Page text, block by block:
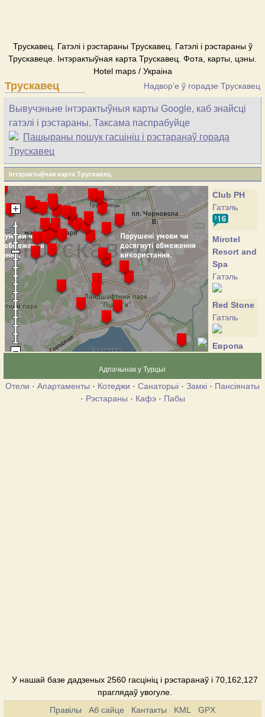
Трускавец. Гатэлі і рэстараны Трускавец. Гатэлі і рэстараны ў
Трускавеце. Інтэрактыўная карта Трускавец. Фота, карты, цэны.
Hotel maps / Украіна
Трускавец Надвор’е ў горадзе Трускавец
Вывучэньне інтэрактыўныя карты Google, каб знайсці
гатэлі і рэстараны. Таксама паспрабуйце
Пашыраны пошук гасцініц і рэстаранаў горада
Трускавец
Інтэрактыўная карта Трускавец
Club PH
Гатэль
Mirotel
Resort and
Spa
Гатэль
Red Stone
Гатэль
Европа
Алмаз
Вернигора
Адпачынак у Турцыі
Отели · Апартаменты · Котеджи · Санаторыі · Замкі · Пансіянаты
· Рэстараны · Кафэ· Пабы
У нашай базе дадзеных 2560 гасцініц і рэстаранаў і 70,162,127
праглядаў увогуле.
Правілы
Аб сайце Кантакты KML GPX